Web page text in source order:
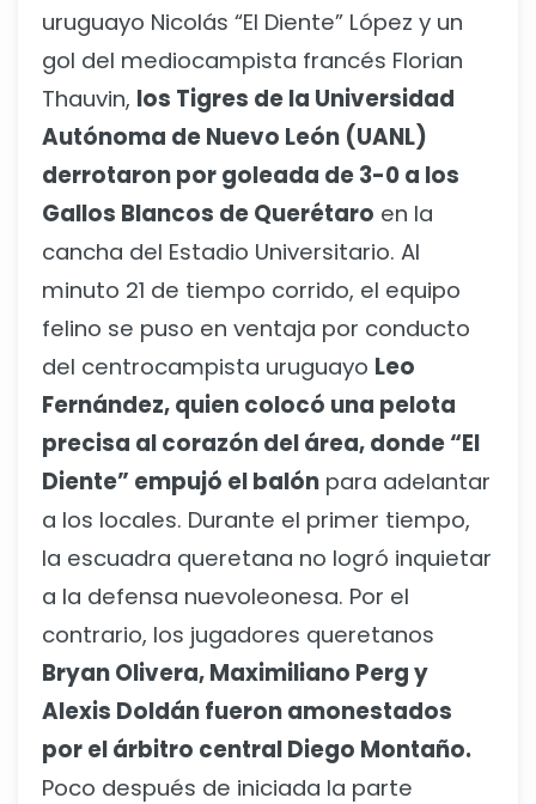
uruguayo Nicolás “El Diente” López y un
gol del mediocampista francés Florian
Thauvin, los Tigres de la Universidad
Autónoma de Nuevo León (UANL)
derrotaron por goleada de 3-0 a los
Gallos Blancos de Querétaro en la
cancha del Estadio Universitario. Al
minuto 21 de tiempo corrido, el equipo
felino se puso en ventaja por conducto
del centrocampista uruguayo Leo
Fernández, quien colocó una pelota
precisa al corazón del área, donde “El
Diente” empujó el balón para adelantar
a los locales. Durante el primer tiempo,
la escuadra queretana no logró inquietar
a la defensa nuevoleonesa. Por el
contrario, los jugadores queretanos
Bryan Olivera, Maximiliano Perg y
Alexis Doldán fueron amonestados
por el árbitro central Diego Montaño.
Poco después de iniciada la parte